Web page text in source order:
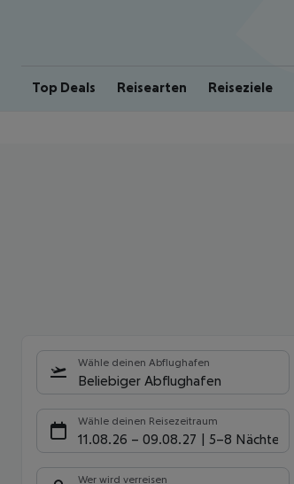
Top Deals Reisearten Reiseziele
Wähle deinen Abflughafen
Beliebiger Abflughafen
Wähle deinen Reisezeitraum
11.08.26 – 09.08.27 5-8 Nächte
Wer wird verreisen